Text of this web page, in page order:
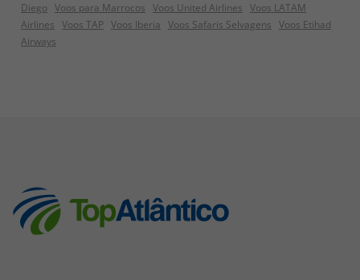
Diego Voos para Marrocos Voos United Airlines Voos LATAM
Airlines Voos TAP Voos Iberia Voos Safaris Selvagens Voos Etihad
Airways